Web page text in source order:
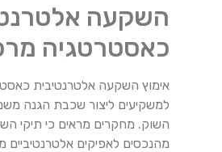
השקעה
כאסטרטגיה
אימוץ השקעה אלטרנטיבית
למשקיעים ליצור שכבת הגנה
מהנכסים לאפיקים אלטרנטיביים